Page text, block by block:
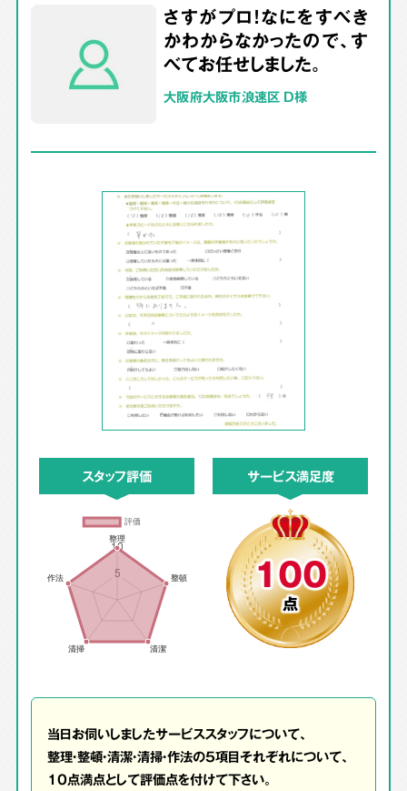
さすがプロ！なにをすべき
かわからなかったので、す
べてお任せしました。
大阪府大阪市浪速区 D様
スタッフ評価 サービス満足度
100
点
当日お伺いしましたサービススタッフについて、
整理・整頓・清潔・清掃・作法の5項目それぞれについて、
10点満点として評価点を付けて下さい。